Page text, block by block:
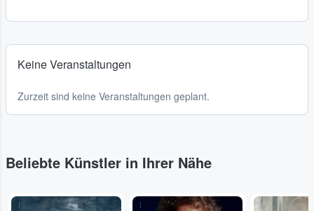
Keine Veranstaltungen
Zurzeit sind keine Veranstaltungen geplant.
Beliebte Künstler in Ihrer Nähe
... ... ...